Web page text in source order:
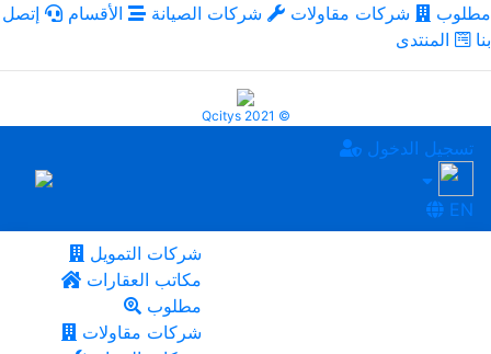
مطلوب
شركات مقاولات شركات الصيانة الأقسام
إتصل
بنا
المنتدى
Qcitys 2021 ©
تسجيل الدخول
EN
شركات التمويل
مكاتب العقارات
مطلوب
شركات مقاولات